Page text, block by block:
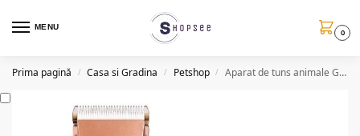
MENU
0
Prima pagină / Casa si Gradina / Petshop / Aparat de tuns animale GM8022, USB, LCD, accesorii incluse